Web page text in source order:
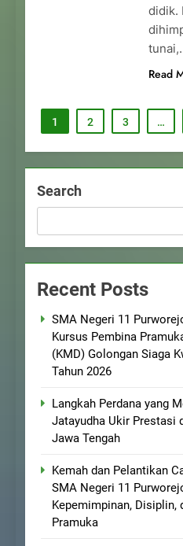
didik.
Read
1 2 3 …
Search
Recent Posts
SMA Negeri 11
Kursus Pembina
(KMD) Golongan Siaga
Tahun 2026
Langkah Perdana yang
Jatayudha Ukir Prestasi
Jawa Tengah
Kemah dan Pelantikan
SMA Negeri 11
Kepemimpinan, Disiplin,
Pramuka